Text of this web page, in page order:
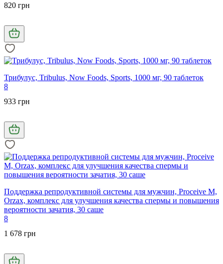
820 грн
Трибулус, Tribulus, Now Foods, Sports, 1000 мг, 90 таблеток
8
933 грн
Поддержка репродуктивной системы для мужчин, Proceive M,
Orzax, комплекс для улучшения качества спермы и повышения
вероятности зачатия, 30 саше
8
1 678 грн